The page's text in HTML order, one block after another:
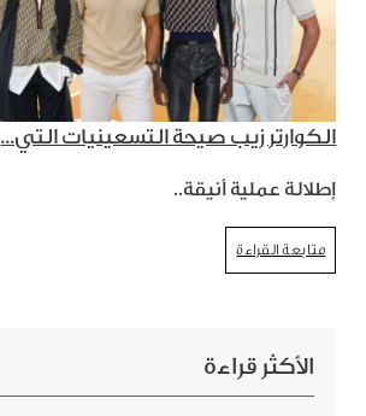
الكوارتر زيب صيحة التسعينيات التي...
إطلالة عملية أنيقة..
متابعة القراءة
الأكثر قراءة